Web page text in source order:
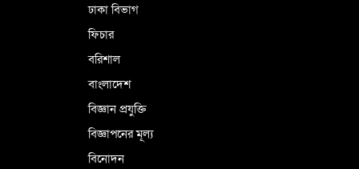
ঢাকা বিভাগ
ফিচার
বরিশাল
বাংলাদেশ
বিজ্ঞান প্রযুক্তি
বিজ্ঞাপনের মূল্য
বিনোদন